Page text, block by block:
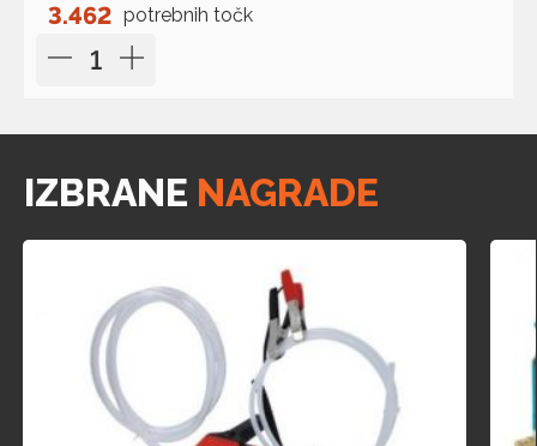
3.462 potrebnih točk
IZBRANE NAGRADE